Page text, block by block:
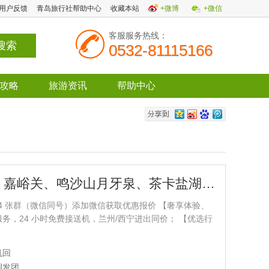
户反馈 青岛旅行社帮助中心 收藏本站 +微博 +微信
客服服务热线：
0532-81115166
略 旅游资讯 帮助中心
敦煌莫高窟、嘉峪关、鸣沙山月牙泉、茶卡盐湖、青海湖、张掖七彩丹霞、黑独山8日游q
群（微信同号）添加微信获取优惠报价 【奢享体验、
，24 小时免费接送机，兰州/西宁进出同价； 【优选行
定餐厅】全程指定餐厅，特别安排★4 大特色餐★每一餐
心景点、深度游览】甘青精华景点+网红景点超全打卡